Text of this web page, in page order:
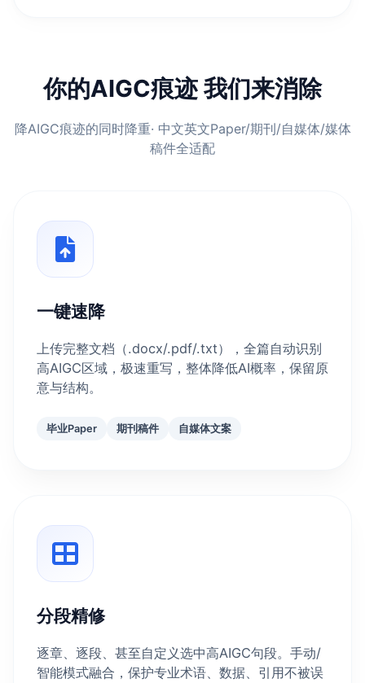
你的AIGC痕迹 我们来消除
降AIGC痕迹的同时降重· 中文英文Paper/期刊/自媒体/媒体
稿件全适配
一键速降
上传完整文档（.docx/.pdf/.txt），全篇自动识别
高AIGC区域，极速重写，整体降低AI概率，保留原
意与结构。
毕业Paper 期刊稿件 自媒体文案
分段精修
逐章、逐段、甚至自定义选中高AIGC句段。手动/
智能模式融合，保护专业术语、数据、引用不被误